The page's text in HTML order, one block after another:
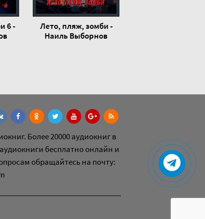
6 -
Лето, пляж, зомби -
Наиль Выборнов
Более 20000 аудиокниг в
бесплатно онлайн и
обращайтесь на почту: